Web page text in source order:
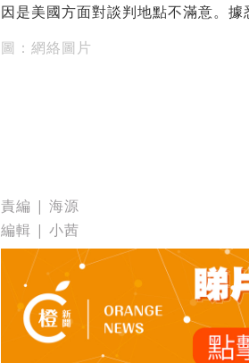
因是美國方面對談判地點不滿意。
圖：網絡圖片
責編 | 海源
編輯 | 小茜